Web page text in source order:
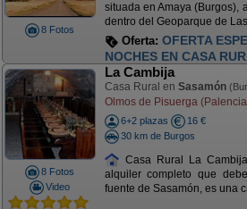
8 Fotos
situada en Amaya (Burgos),
dentro del Geoparque de
Oferta: OFERTA
NOCHES EN CASA
8 Fotos
Video
La Cambija
Casa Rural en Sasamón
Olmos de Pisuerga
6+2 plazas
16 €
30 km de Burgos
Casa Rural La
alquiler completo que
fuente de Sasamón, es una